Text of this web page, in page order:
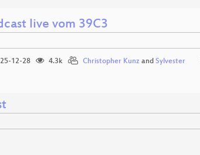
live vom 39C3
12-28 4.3k Christopher Kunzand Sylvester